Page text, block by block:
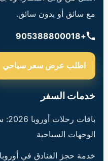
مع سائق أو بدون سائق.
+905388800018
اطلب عرض سعر سياحي
خدمات السفر
الوجهات السياحية
خدمة حجز الفنادق في